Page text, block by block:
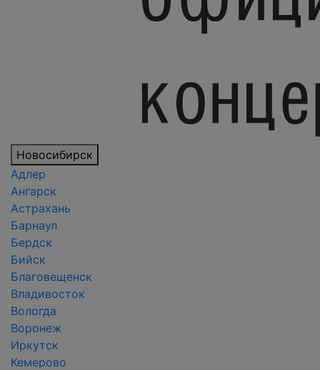
Новосибирск
Адлер
Ангарск
Астрахань
Барнаул
Бердск
Бийск
Благовещенск
Владивосток
Вологда
Воронеж
Иркутск
Кемерово